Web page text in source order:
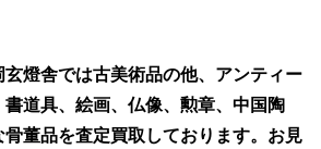
燈舎では古美術品の他、アンティー
道具、絵画、仏像、勲章、中国陶
董品を査定買取しております。お見